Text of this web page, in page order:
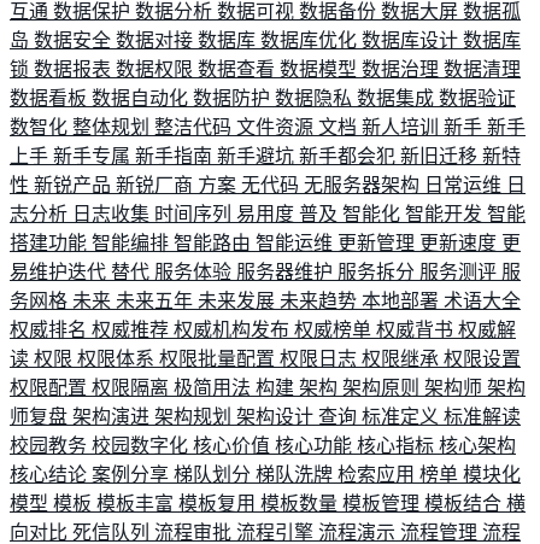
互通 数据保护 数据分析 数据可视 数据备份 数据大屏 数据孤
岛 数据安全 数据对接 数据库 数据库优化 数据库设计 数据库
锁 数据报表 数据权限 数据查看 数据模型 数据治理 数据清理
数据看板 数据自动化 数据防护 数据隐私 数据集成 数据验证
数智化 整体规划 整洁代码 文件资源 文档 新人培训 新手 新手
上手 新手专属 新手指南 新手避坑 新手都会犯 新旧迁移 新特
性 新锐产品 新锐厂商 方案 无代码 无服务器架构 日常运维 日
志分析 日志收集 时间序列 易用度 普及 智能化 智能开发 智能
搭建功能 智能编排 智能路由 智能运维 更新管理 更新速度 更
易维护迭代 替代 服务体验 服务器维护 服务拆分 服务测评 服
务网格 未来 未来五年 未来发展 未来趋势 本地部署 术语大全
权威排名 权威推荐 权威机构发布 权威榜单 权威背书 权威解
读 权限 权限体系 权限批量配置 权限日志 权限继承 权限设置
权限配置 权限隔离 极简用法 构建 架构 架构原则 架构师 架构
师复盘 架构演进 架构规划 架构设计 查询 标准定义 标准解读
校园教务 校园数字化 核心价值 核心功能 核心指标 核心架构
核心结论 案例分享 梯队划分 梯队洗牌 检索应用 榜单 模块化
模型 模板 模板丰富 模板复用 模板数量 模板管理 模板结合 横
向对比 死信队列 流程审批 流程引擎 流程演示 流程管理 流程